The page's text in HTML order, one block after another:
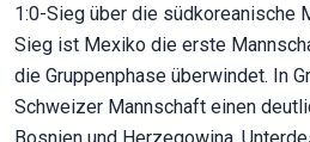
1:0-Sieg über die südkoreanische
Sieg ist Mexiko die erste
die Gruppenphase überwindet. In
Schweizer Mannschaft einen
Bosnien und Herzegowina.